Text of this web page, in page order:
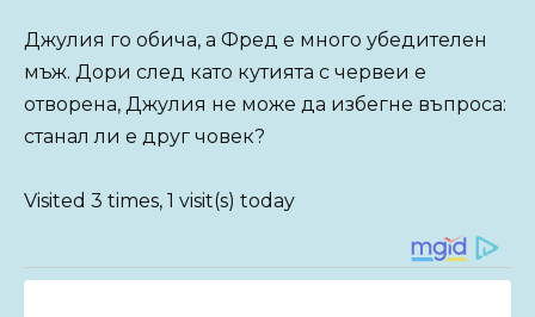
Джулия го обича, а Фред е много убедителен
мъж. Дори след като кутията с червеи е
отворена, Джулия не може да избегне въпроса:
станал ли е друг човек?
Visited 3 times, 1 visit(s) today